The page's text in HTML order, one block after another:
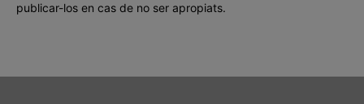
publicar-los en cas de no ser apropiats.